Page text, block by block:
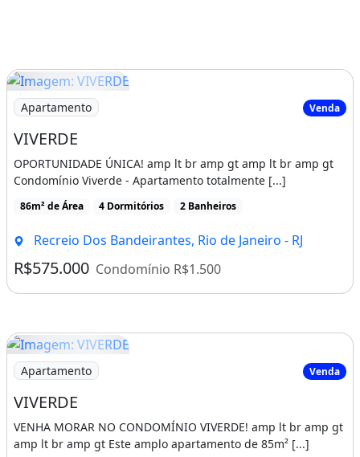
Imagem: VIVERDE
Apartamento Venda
VIVERDE
OPORTUNIDADE ÚNICA! amp lt br amp gt amp lt br amp gt
Condomínio Viverde - Apartamento totalmente [...]
86m² de Área 4 Dormitórios 2 Banheiros
Recreio Dos Bandeirantes, Rio de Janeiro - RJ
R$575.000 Condomínio R$1.500
Imagem: VIVERDE
Apartamento Venda
VIVERDE
VENHA MORAR NO CONDOMÍNIO VIVERDE! amp lt br amp gt
amp lt br amp gt Este amplo apartamento de 85m² [...]